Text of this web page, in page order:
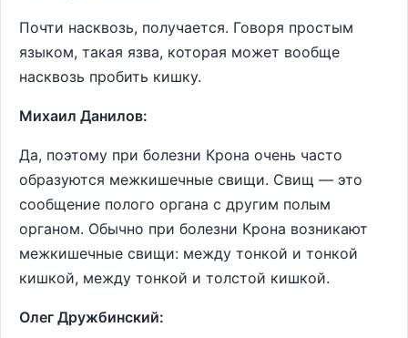
Почти насквозь, получается. Говоря простым
языком, такая язва, которая может вообще
насквозь пробить кишку.
Михаил Данилов:
Да, поэтому при болезни Крона очень часто
образуются межкишечные свищи. Свищ — это
сообщение полого органа с другим полым
органом. Обычно при болезни Крона возникают
межкишечные свищи: между тонкой и тонкой
кишкой, между тонкой и толстой кишкой.
Олег Дружбинский: